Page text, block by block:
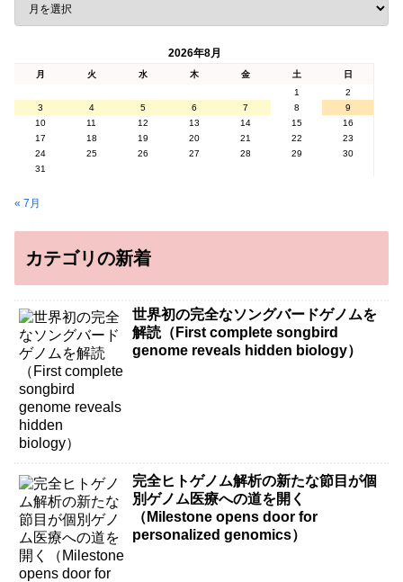
2026年8月
月 火 水 木 金 土
日
1
2
3
4 5 6 7 8
9
10
11 12 13 14 15
16
17
18 19 20 21 22
23
24
25 26 27 28 29
30
31
« 7月
カテゴリの新着
世界初の完全なソングバードゲノムを
解読（First complete songbird
genome reveals hidden biology）
完全ヒトゲノム解析の新たな節目が個
別ゲノム医療への道を開く
（Milestone opens door for
personalized genomics）